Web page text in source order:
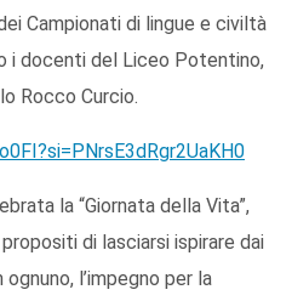
Campionati di lingue e civiltà
i docenti del Liceo Potentino,
Rocco Curcio.
la “Giornata della Vita”,
di lasciarsi ispirare dai
l’impegno per la